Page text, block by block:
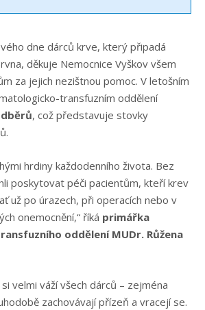
dne dárců krve, který připadá
děkuje Nemocnice Vyškov všem
za jejich nezištnou pomoc. V letošním
transfuzním oddělení
, což představuje stovky
hrdiny každodenního života. Bez
poskytovat péči pacientům, kteří krev
už po úrazech, při operacích nebo v
onemocnění,“ říká primářka
oddělení MUDr. Růžena
velmi váží všech dárců – zejména
zachovávají přízeň a vracejí se.